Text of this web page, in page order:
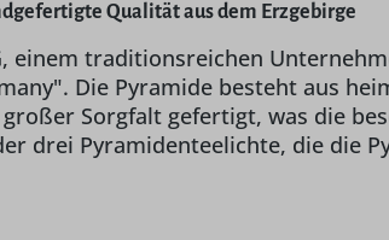
Qualität aus dem Erzgebirge
einem traditionsreichen
Die Pyramide besteht aus
Sorgfalt gefertigt, was die
drei Pyramidenteelichte, die die